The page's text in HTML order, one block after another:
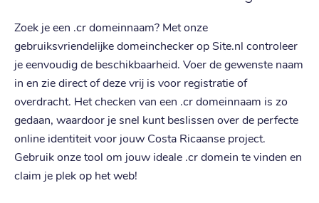
Zoek je een .cr domeinnaam? Met onze
gebruiksvriendelijke domeinchecker op Site.nl controleer
je eenvoudig de beschikbaarheid. Voer de gewenste naam
in en zie direct of deze vrij is voor registratie of
overdracht. Het checken van een .cr domeinnaam is zo
gedaan, waardoor je snel kunt beslissen over de perfecte
online identiteit voor jouw Costa Ricaanse project.
Gebruik onze tool om jouw ideale .cr domein te vinden en
claim je plek op het web!